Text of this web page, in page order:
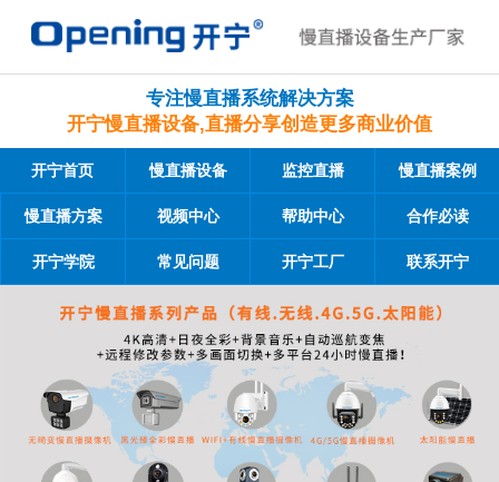
专注慢直播系统解决方案
开宁慢直播设备,直播分享创造更多商业价值
开宁首页 慢直播设备 监控直播 慢直播案例
慢直播方案 视频中心 帮助中心 合作必读
开宁学院 常见问题 开宁工厂 联系开宁